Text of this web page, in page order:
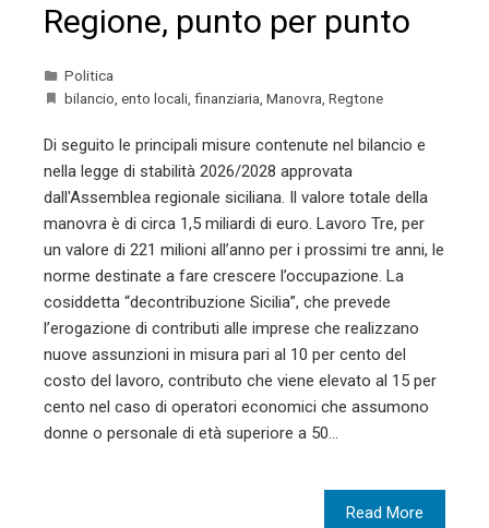
Regione, punto per punto
Politica
bilancio ento locali finanziaria Manovra Regtone
Di seguito le principali misure contenute nel bilancio e
nella legge di stabilità 2026/2028 approvata
dall'Assemblea regionale siciliana. Il valore totale della
manovra è di circa 1,5 miliardi di euro. Lavoro Tre, per
un valore di 221 milioni all’anno per i prossimi tre anni, le
norme destinate a fare crescere l’occupazione. La
cosiddetta “decontribuzione Sicilia”, che prevede
l’erogazione di contributi alle imprese che realizzano
nuove assunzioni in misura pari al 10 per cento del
costo del lavoro, contributo che viene elevato al 15 per
cento nel caso di operatori economici che assumono
donne o personale di età superiore a 50…
Read More